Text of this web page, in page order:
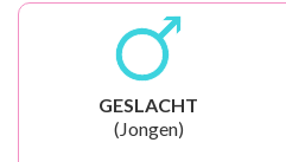
GESLACHT
(Jongen)